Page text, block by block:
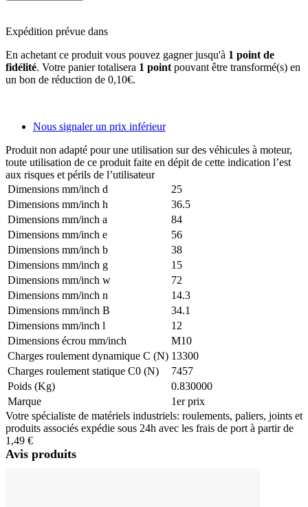
Expédition prévue dans
En achetant ce produit vous pouvez gagner jusqu'à 1 point de
fidélité. Votre panier totalisera 1 point pouvant être transformé(s) en
un bon de réduction de 0,10€.
Nous signaler un prix inférieur
Produit non adapté pour une utilisation sur des véhicules à moteur,
toute utilisation de ce produit faite en dépit de cette indication l’est
aux risques et périls de l’utilisateur
Dimensions mm/inch d
25
Dimensions mm/inch h
36.5
Dimensions mm/inch a
84
Dimensions mm/inch e
56
Dimensions mm/inch b
38
Dimensions mm/inch g
15
Dimensions mm/inch w
72
Dimensions mm/inch n
14.3
Dimensions mm/inch B
34.1
Dimensions mm/inch l
12
Dimensions écrou mm/inch
M10
Charges roulement dynamique C (N) 13300
Charges roulement statique C0 (N)
7457
Poids (Kg)
0.830000
Marque
1er prix
Votre spécialiste de matériels industriels: roulements, paliers, joints et
produits associés expédie sous 24h avec les frais de port à partir de
1,49 €
Avis produits